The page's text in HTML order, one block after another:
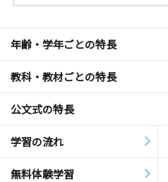
年齢・学年ごとの特長
教科・教材ごとの特長
公文式の特長
学習の流れ
無料体験学習